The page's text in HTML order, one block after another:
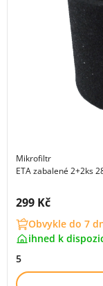
Mikrofiltr
ETA zabalené 2+2ks
Cena s DPH:
299 Kč
Obvykle do 7
ihned k
5